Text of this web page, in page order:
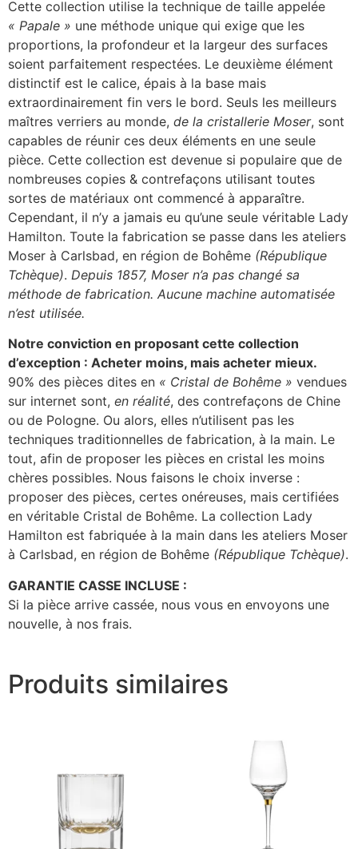
Cette collection utilise la technique de taille appelée
« Papale » une méthode unique qui exige que les
proportions, la profondeur et la largeur des surfaces
soient parfaitement respectées. Le deuxième élément
distinctif est le calice, épais à la base mais
extraordinairement fin vers le bord. Seuls les meilleurs
maîtres verriers au monde, de la cristallerie Moser, sont
capables de réunir ces deux éléments en une seule
pièce. Cette collection est devenue si populaire que de
nombreuses copies & contrefaçons utilisant toutes
sortes de matériaux ont commencé à apparaître.
Cependant, il n’y a jamais eu qu’une seule véritable Lady
Hamilton. Toute la fabrication se passe dans les ateliers
Moser à Carlsbad, en région de Bohême (République
Tchèque). Depuis 1857, Moser n’a pas changé sa
méthode de fabrication. Aucune machine automatisée
n’est utilisée.
Notre conviction en proposant cette collection
d’exception : Acheter moins, mais acheter mieux.
90% des pièces dites en « Cristal de Bohême » vendues
sur internet sont, en réalité, des contrefaçons de Chine
ou de Pologne. Ou alors, elles n’utilisent pas les
techniques traditionnelles de fabrication, à la main. Le
tout, afin de proposer les pièces en cristal les moins
chères possibles. Nous faisons le choix inverse :
proposer des pièces, certes onéreuses, mais certifiées
en véritable Cristal de Bohême. La collection Lady
Hamilton est fabriquée à la main dans les ateliers Moser
à Carlsbad, en région de Bohême (République Tchèque).
GARANTIE CASSE INCLUSE :
Si la pièce arrive cassée, nous vous en envoyons une
nouvelle, à nos frais.
Produits similaires